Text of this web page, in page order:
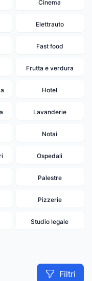
Cinema
Elettrauto
Fast food
Frutta e verdura
Hotel
Lavanderie
Notai
Ospedali
Palestre
Pizzerie
Studio legale
Filtri